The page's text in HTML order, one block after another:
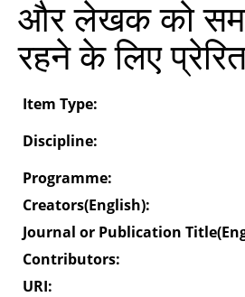
और लेखक को
रहने के लिए
Item Type:
Discipline:
Programme:
Creators(English):
Journal or Publication
Contributors:
URI: